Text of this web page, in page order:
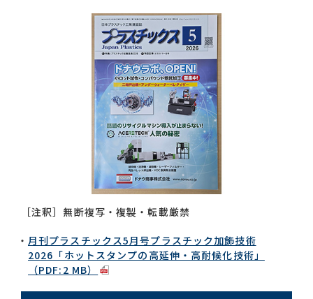
おすすめキーワード
#森六って何？
#グローバルネットワーク
#ダイバーシティ＆インクルージョン
［注釈］無断複写・複製・転載厳禁
月刊プラスチックス5月号プラスチック加飾技術
2026「ホットスタンプの高延伸・高耐候化技術」
（PDF:2 MB）